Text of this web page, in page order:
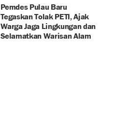
Pemdes Pulau Baru
Tegaskan Tolak PETI, Ajak
Warga Jaga Lingkungan dan
Selamatkan Warisan Alam